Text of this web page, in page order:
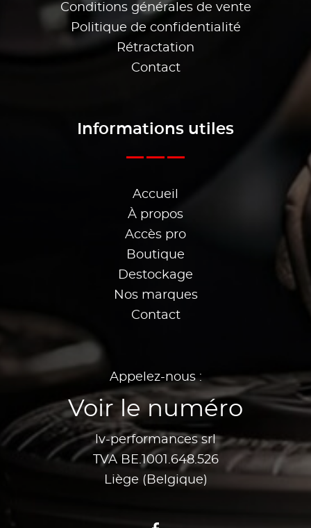
Conditions générales de vente
Politique de confidentialité
Rétractation
Contact
Informations utiles
Accueil
À propos
Accès pro
Boutique
Destockage
Nos marques
Contact
Appelez-nous :
Voir le numéro
lv-performances srl
TVA BE.1001.648.526
Liège (Belgique)